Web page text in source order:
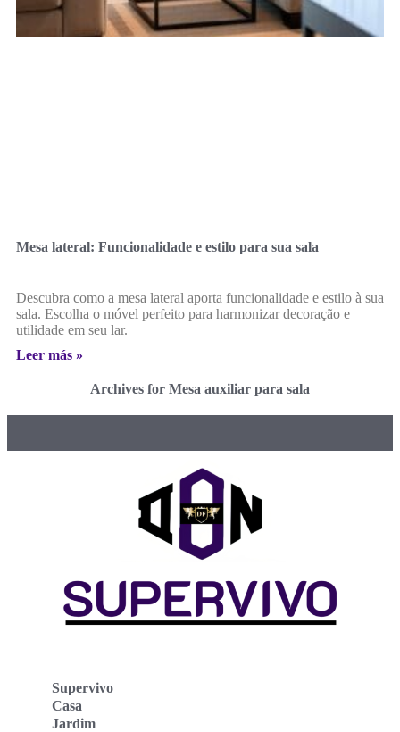
Mesa lateral: Funcionalidade e estilo para sua sala
Descubra como a mesa lateral aporta funcionalidade e estilo à sua
sala. Escolha o móvel perfeito para harmonizar decoração e
utilidade em seu lar.
Leer más »
Archives for Mesa auxiliar para sala
Supervivo
Casa
Jardim